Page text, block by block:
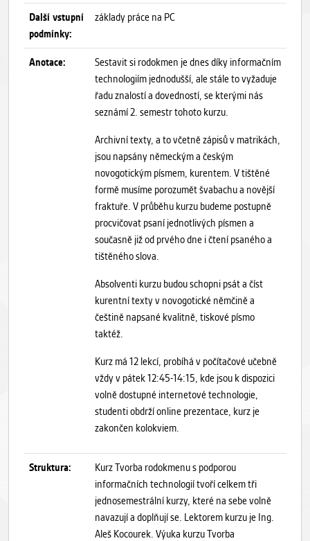
Další vstupní
podmínky:
základy práce na PC
Anotace:
Sestavit si rodokmen je dnes díky informačním
technologiím jednodušší, ale stále to vyžaduje
řadu znalostí a dovedností, se kterými nás
seznámí 2. semestr tohoto kurzu.
Archivní texty, a to včetně zápisů v matrikách,
jsou napsány německým a českým
novogotickým písmem, kurentem. V tištěné
formě musíme porozumět švabachu a novější
fraktuře. V průběhu kurzu budeme postupně
procvičovat psaní jednotlivých písmen a
současně již od prvého dne i čtení psaného a
tištěného slova.
Absolventi kurzu budou schopni psát a číst
kurentní texty v novogotické němčině a
češtině napsané kvalitně, tiskové písmo
taktéž.
Kurz má 12 lekcí, probíhá v počítačové učebně
vždy v pátek 12:45-14:15, kde jsou k dispozici
volně dostupné internetové technologie,
studenti obdrží online prezentace, kurz je
zakončen kolokviem.
Struktura:
Kurz Tvorba rodokmenu s podporou
informačních technologií tvoří celkem tři
jednosemestrální kurzy, které na sebe volně
navazují a doplňují se. Lektorem kurzu je Ing.
Aleš Kocourek. Výuka kurzu Tvorba